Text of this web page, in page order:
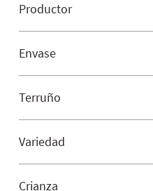
Productor
Envase
Terruño
Variedad
Crianza